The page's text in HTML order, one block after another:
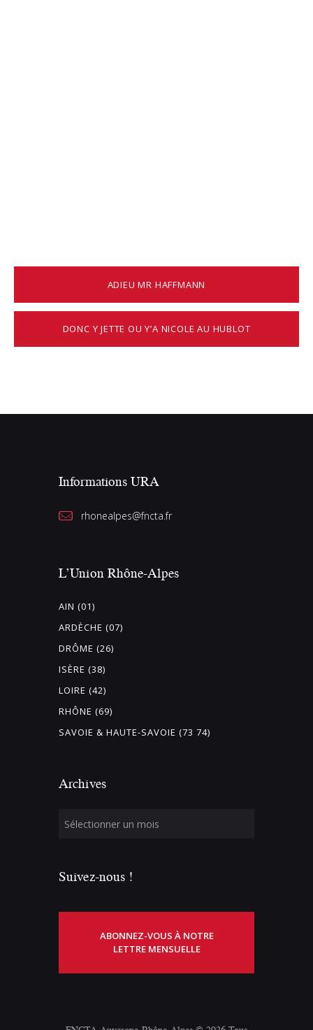
ADIEU MR HAFFMANN
DONC Y JETTE OU Y’A NICOLE AU HUBLOT
Informations URA
rhonealpes@fncta.fr
L’Union Rhône-Alpes
AIN (01)
ARDÈCHE (07)
DRÔME (26)
ISÈRE (38)
LOIRE (42)
RHÔNE (69)
SAVOIE & HAUTE-SAVOIE (73 74)
Archives
Suivez-nous !
ABONNEZ-VOUS À NOTRE
LETTRE MENSUELLE